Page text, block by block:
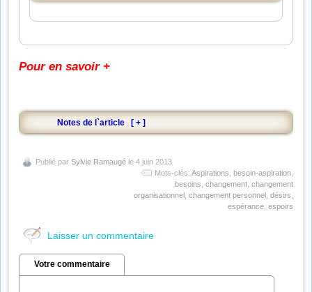
Pour en savoir +
Notes de l`article [ + ]
Publié par Sylvie Ramaugé le 4 juin 2013
Mots-clés: Aspirations, besoin-aspiration,
besoins, changement, changement
organisationnel , changement personnel , désirs,
espérance, espoirs
Laisser un commentaire
Votre commentaire